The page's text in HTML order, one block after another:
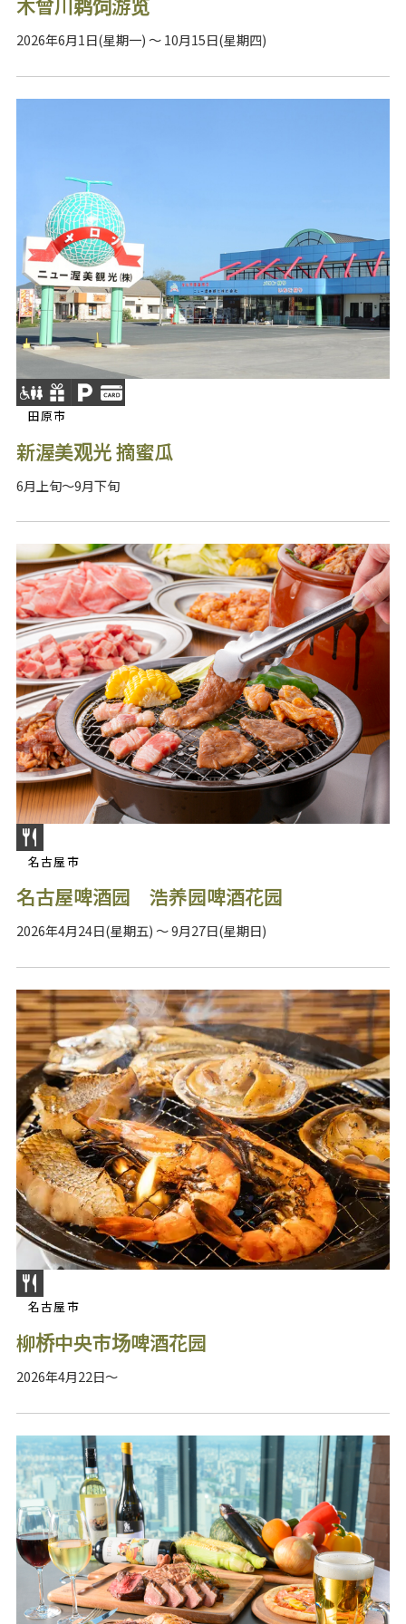
2026年6月1日(星期一) ～ 10月15日(星期四)
田原市
新渥美观光 摘蜜瓜
6月上旬～9月下旬
名古屋市
名古屋啤酒园 浩养园啤酒花园
2026年4月24日(星期五) ～ 9月27日(星期日)
名古屋市
柳桥中央市场啤酒花园
2026年4月22日～